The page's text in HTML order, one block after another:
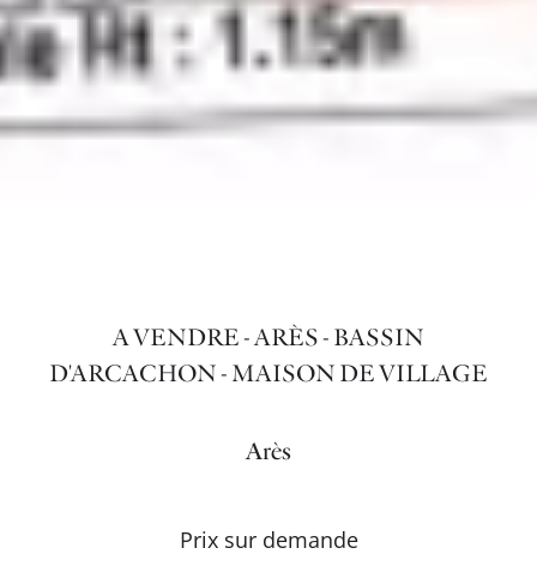
A VENDRE - ARÈS - BASSIN
D'ARCACHON - MAISON DE VILLAGE
Arès
Prix sur demande